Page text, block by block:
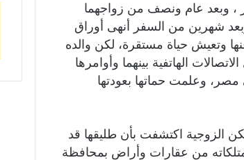
، وبعد عام ونصف من زواجهما
شهرين من السفر أنهى أوراق
وتعيش حياة مستقرة، لكن والده
الهاتفية بينهما وأوامرها
مصر، وعلمت حماتها بعودتها
الزوجية اكتشفت بأن طليقها قد
من عقارات وأراض بمحافظة